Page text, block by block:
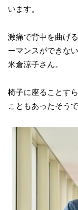
います。
激痛で背中を曲げ
ーマンスができな
米倉涼子さん。
椅子に座ることす
こともあったそうで